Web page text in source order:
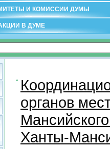
И КОМИССИИ ДУМЫ
В ДУМЕ
органов
Ханты-